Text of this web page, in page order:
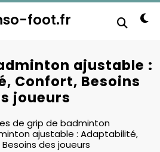
foot.fr
ajustable :
Confort, Besoins
joueurs
de grip de badminton
ajustable : Adaptabilité,
des joueurs